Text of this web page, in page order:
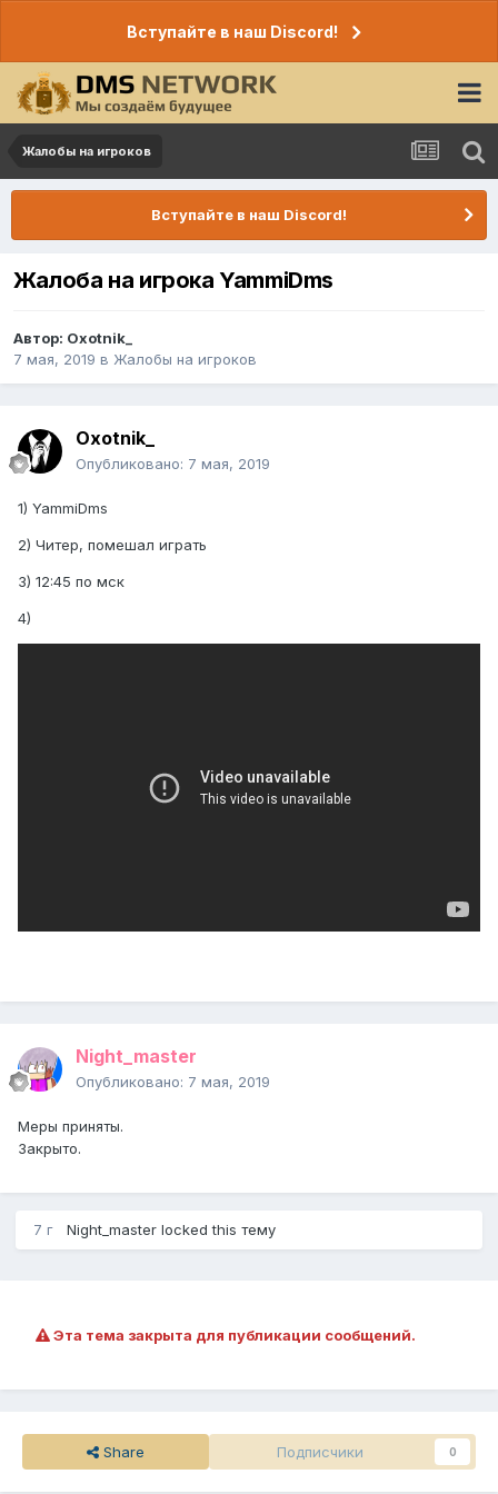
Вступайте в наш Discord!
Жалобы на игроков
Вступайте в наш Discord!
Жалоба на игрока YammiDms
Автор: Oxotnik_
7 мая, 2019 в Жалобы на игроков
Oxotnik_
Опубликовано: 7 мая, 2019
1) YammiDms
2) Читер, помешал играть
3) 12:45 по мск
4)
Night_master
Опубликовано: 7 мая, 2019
Меры приняты.
Закрыто.
7 г Night_master locked this тему
Эта тема закрыта для публикации сообщений.
Share Подписчики 0